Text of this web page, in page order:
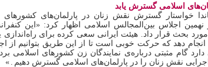
اسلامی گسترش یابد
خواستار گسترش نقش زنان در پارلمان‌های کشورهای
نهمین اجلاس بین‌المجالس اسلامی اظهار کرد: «این
بحث قرار داد. هیئت ایرانی سعی کرده برای راه‌اندازی
انجام دهد که حرکت خوبی است تا از این طریق بتوانیم از
گام مثبتی درباره‌ی نمایندگان زن کشورهای اسلامی
اجرایی نقش زنان را در پارلمان‌های اسلامی گسترش دهیم .
»